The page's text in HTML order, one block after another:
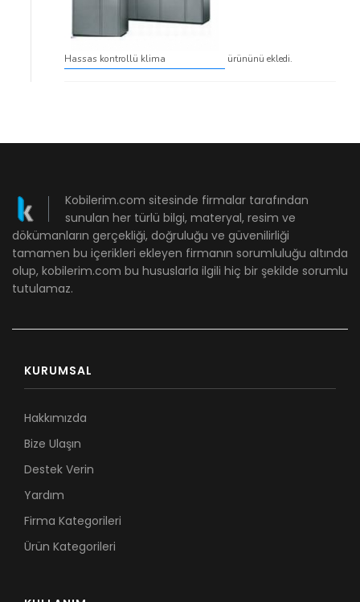
Hassas kontrollü klima ürününü ekledi.
Kobilerim.com sitesinde firmalar tarafından
sunulan her türlü bilgi, materyal, resim ve
dökümanların gerçekliği, doğruluğu ve güvenilirliği
tamamen bu içerikleri ekleyen firmanın sorumluluğu altında
olup, kobilerim.com bu hususlarla ilgili hiç bir şekilde sorumlu
tutulamaz.
KURUMSAL
Hakkımızda
Bize Ulaşın
Destek Verin
Yardım
Firma Kategorileri
Ürün Kategorileri